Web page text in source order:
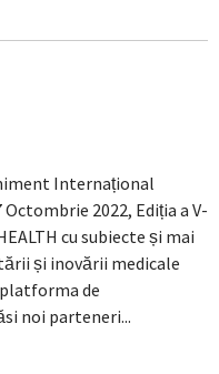
Internațional
2022, Ediția a V-
cu subiecte și mai
și inovării medicale
de
noi parteneri...